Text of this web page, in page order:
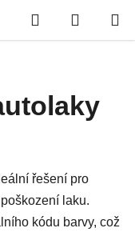
Hledat
KOŠÍK
řešení pro
laku.
kódu barvy, což